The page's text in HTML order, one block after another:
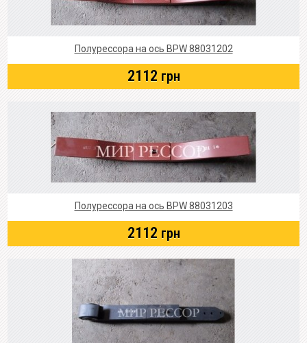
Полурессора на ось BPW 88031202
2112 грн
Полурессора на ось BPW 88031203
2112 грн